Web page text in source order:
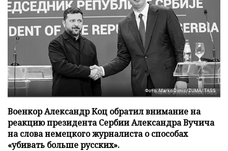
Фото: Marko Dimic/ZUMA/TASS
Военкор Александр Коц обратил внимание на
реакцию президента Сербии Александра Вучича
на слова немецкого журналиста о способах
«убивать больше русских».